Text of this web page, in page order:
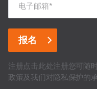
电子邮箱*
注册点击此处注册您可随
政策及我们对隐私保护的